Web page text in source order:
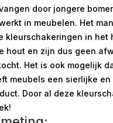
door jongere
in meubelen. Het
kleurschakeringen in het
hout en zijn dus geen
Het is ook mogelijk
meubels een sierlijke
Door al deze